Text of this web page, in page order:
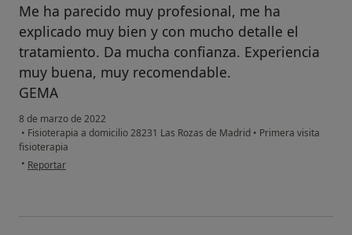
Me ha parecido muy profesional, me ha
explicado muy bien y con mucho detalle el
tratamiento. Da mucha confianza. Experiencia
muy buena, muy recomendable.
GEMA
8 de marzo de 2022
• Fisioterapia a domicilio 28231 Las Rozas de Madrid • Primera visita
fisioterapia
• en opinión del usuario GEMA
Reportar